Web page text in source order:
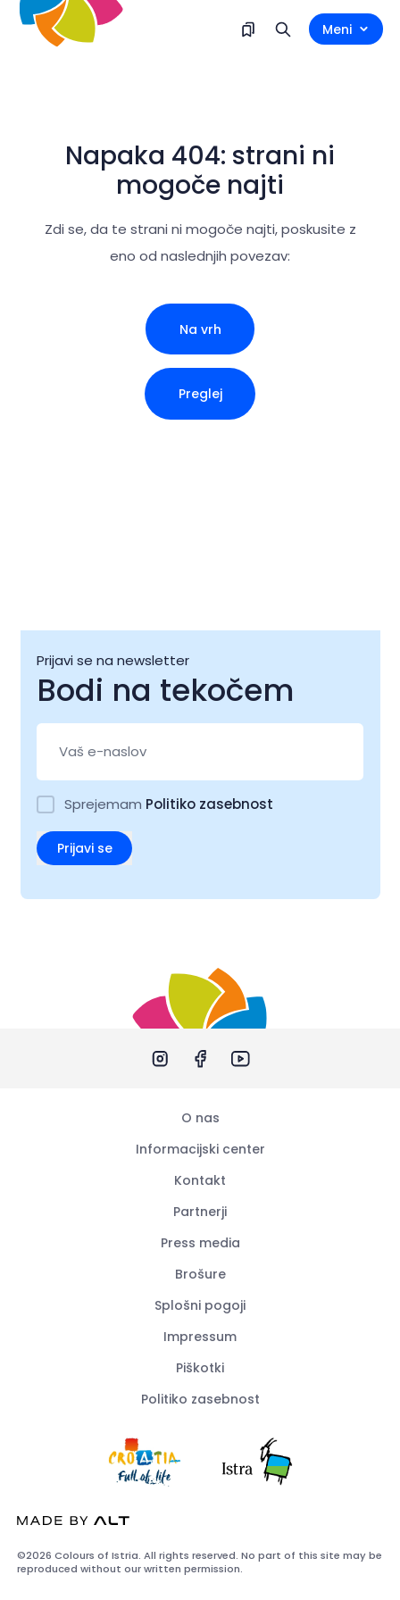
Meni
Napaka 404: strani ni
mogoče najti
Zdi se, da te strani ni mogoče najti, poskusite z
eno od naslednjih povezav:
Na vrh
Preglej
Prijavi se na newsletter
Bodi na tekočem
Sprejemam Politiko zasebnost
Prijavi se
O nas
Informacijski center
Kontakt
Partnerji
Press media
Brošure
Splošni pogoji
Impressum
Piškotki
Politiko zasebnost
©2026 Colours of Istria. All rights reserved. No part of this site may be
reproduced without our written permission.